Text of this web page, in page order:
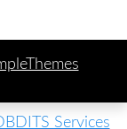
Services